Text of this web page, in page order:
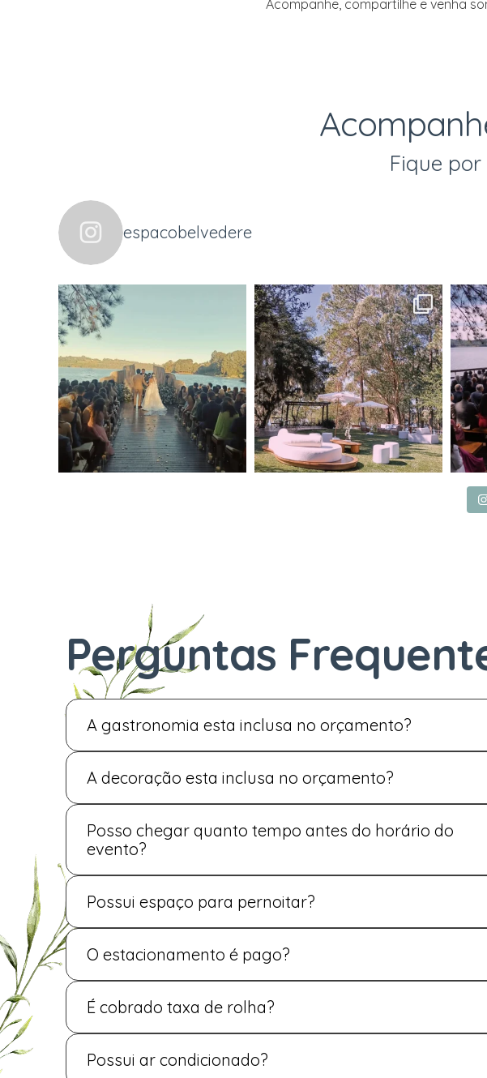
Acompanhe, compartilhe e venha
Fique
espacobelvedere
Perguntas
A gastronomia esta inclusa no orçamento?
A gastronomia não faz parte do orçamento. Trabalhamos com
parceiros, com preços variados, dependendo do que vocês
no evento.
A decoração esta inclusa no orçamento?
A decoração não está inclusa no orçamento. Apenas o mobiliário
está incluso no orçamento.
Posso chegar quanto tempo antes do horário do
evento?
Isso varia conforme a necessidade de cada noiva. Geralmente a
maquiadora e pentiadista irão dizer quanto tempo antes necessitam
arrumar a noiva.
Possui espaço para pernoitar?
Não possuímos hospedagem.
O estacionamento é pago?
O estacionamento já está incluso no valor da locação.
É cobrado taxa de rolha?
Não cobramos taxa de rolha.
Possui ar condicionado?